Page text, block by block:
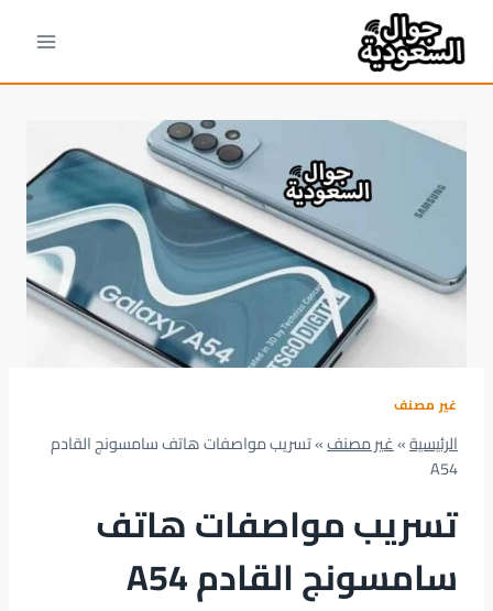
المحتوى
غير مصنف
الرئيسية»غير مصنف»تسريب مواصفات هاتف سامسونج القادم
A54
تسريب مواصفات هاتف
سامسونج القادم A54